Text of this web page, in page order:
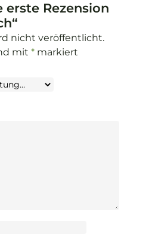
erste Rezension
nicht veröffentlicht.
mit * markiert